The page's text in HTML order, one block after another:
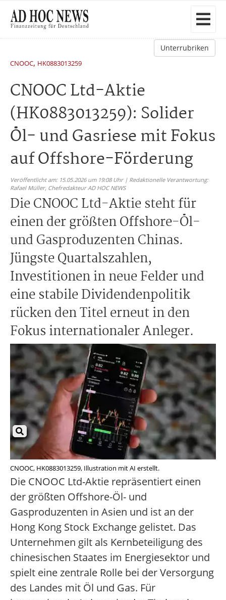
Unterrubriken
CNOOC, HK0883013259
CNOOC Ltd-Aktie
(HK0883013259): Solider
Öl- und Gasriese mit Fokus
auf Offshore-Förderung
Veröffentlicht am: 15.05.2026 um 19:08 Uhr | Redaktionelle Verantwortung:
Rafael Müller, Chefredakteur AD HOC NEWS
Die CNOOC Ltd-Aktie steht für
einen der größten Offshore-Öl-
und Gasproduzenten Chinas.
Jüngste Quartalszahlen,
Investitionen in neue Felder und
eine stabile Dividendenpolitik
rücken den Titel erneut in den
Fokus internationaler Anleger.
CNOOC, HK0883013259, Illustration mit AI erstellt.
Die CNOOC Ltd-Aktie repräsentiert einen
der größten Offshore-Öl- und
Gasproduzenten in Asien und ist an der
Hong Kong Stock Exchange gelistet. Das
Unternehmen gilt als Kernbeteiligung des
chinesischen Staates im Energiesektor und
spielt eine zentrale Rolle bei der Versorgung
des Landes mit Öl und Gas. Für